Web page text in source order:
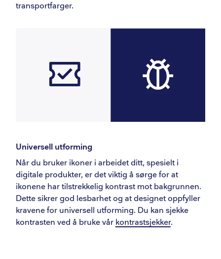
transportfarger.
Universell utforming
Når du bruker ikoner i arbeidet ditt, spesielt i
digitale produkter, er det viktig å sørge for at
ikonene har tilstrekkelig kontrast mot bakgrunnen.
Dette sikrer god lesbarhet og at designet oppfyller
kravene for universell utforming. Du kan sjekke
kontrasten ved å bruke vår kontrastsjekker.